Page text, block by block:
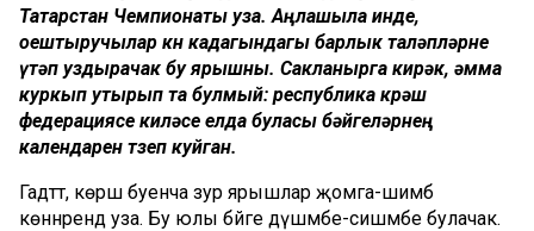
Татарстан Чемпионаты уза. Аңлашыла инде,
оештыручылар көн кадагындагы барлык таләпләрне
үтәп уздырачак бу ярышны. Сакланырга кирәк, әмма
куркып утырып та булмый: республика көрәш
федерациясе киләсе елда буласы бәйгеләрнең
календарен төзеп куйган.
Гадәттә, көрәш буенча зур ярышлар җомга-шимбә
көннәрендә уза. Бу юлы бәйге дүшәмбе-сишәмбе булачак.